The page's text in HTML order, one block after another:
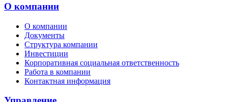
О компании
О компании
Документы
Структура компании
Инвестиции
Корпоративная социальная ответственность
Работа в компании
Контактная информация